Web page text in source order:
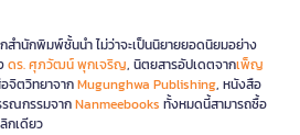
สำนักพิมพ์ชั้นนำ ไม่ว่าจะเป็นนิยายยอดนิยมอย่าง
ดร. ศุภวัฒน์ พุกเจริญ, นิตยสารอัปเดตจากเพ็ญ
จิตวิทยาจากMugunghwa Publishing, หนังสือ
รณกรรมจากNanmeebooks ทั้งหมดนี้สามารถซื้อ
กเดียว